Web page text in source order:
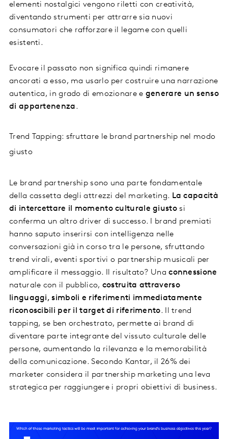
elementi nostalgici vengono riletti con creatività,
diventando strumenti per attrarre sia nuovi
consumatori che rafforzare il legame con quelli
esistenti.
Evocare il passato non significa quindi rimanere
ancorati a esso, ma usarlo per costruire una narrazione
autentica, in grado di emozionare e generare un senso
di appartenenza.
Trend Tapping: sfruttare le brand partnership nel modo
giusto
Le brand partnership sono una parte fondamentale
della cassetta degli attrezzi del marketing. La capacità
di intercettare il momento culturale giustosi
conferma un altro driver di successo. I brand premiati
hanno saputo inserirsi con intelligenza nelle
conversazioni già in corso tra le persone, sfruttando
trend virali, eventi sportivi o partnership musicali per
amplificare il messaggio. Il risultato? Unaconnessione
naturale con il pubblico, costruita attraverso
linguaggi, simboli e riferimenti immediatamente
riconoscibili per il target di riferimento. Il trend
tapping, se ben orchestrato, permette ai brand di
diventare parte integrante del vissuto culturale delle
persone, aumentando la rilevanza e la memorabilità
della comunicazione. Secondo Kantar, il 26% dei
marketer considera il partnership marketing una leva
strategica per raggiungere i propri obiettivi di business.